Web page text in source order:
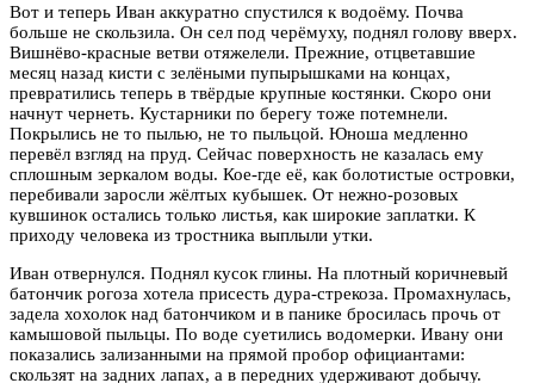
Вот и теперь Иван аккуратно спустился к водоёму. Почва
больше не скользила. Он сел под черёмуху, поднял голову вверх.
Вишнёво-красные ветви отяжелели. Прежние, отцветавшие
месяц назад кисти с зелёными пупырышками на концах,
превратились теперь в твёрдые крупные костянки. Скоро они
начнут чернеть. Кустарники по берегу тоже потемнели.
Покрылись не то пылью, не то пыльцой. Юноша медленно
перевёл взгляд на пруд. Сейчас поверхность не казалась ему
сплошным зеркалом воды. Кое-где её, как болотистые островки,
перебивали заросли жёлтых кубышек. От нежно-розовых
кувшинок остались только листья, как широкие заплатки. К
приходу человека из тростника выплыли утки.
Иван отвернулся. Поднял кусок глины. На плотный коричневый
батончик рогоза хотела присесть дура-стрекоза. Промахнулась,
задела хохолок над батончиком и в панике бросилась прочь от
камышовой пыльцы. По воде суетились водомерки. Ивану они
показались зализанными на прямой пробор официантами:
скользят на задних лапах, а в передних удерживают добычу.